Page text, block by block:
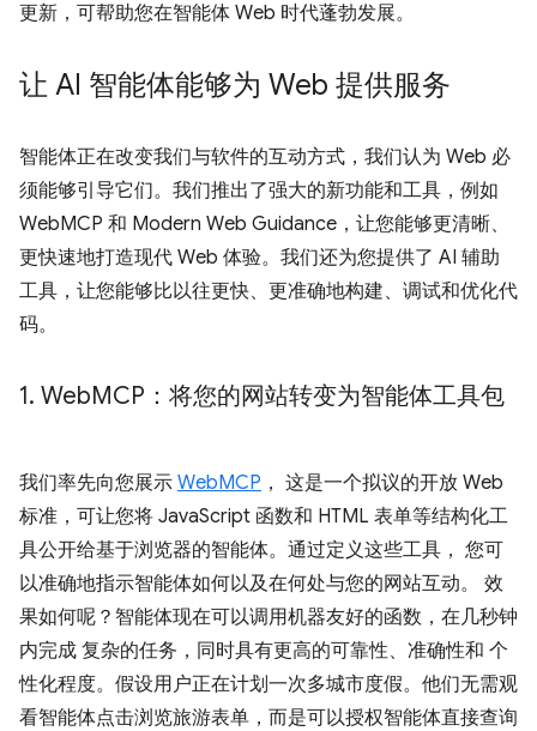
更新，可帮助您在智能体 Web 时代蓬勃发展。
让 AI 智能体能够为 Web 提供服务
智能体正在改变我们与软件的互动方式，我们认为 Web 必
须能够引导它们。我们推出了强大的新功能和工具，例如
WebMCP 和 Modern Web Guidance，让您能够更清晰、
更快速地打造现代 Web 体验。我们还为您提供了 AI 辅助
工具，让您能够比以往更快、更准确地构建、调试和优化代
码。
1. WebMCP：将您的网站转变为智能体工具包
我们率先向您展示 WebMCP ， 这是一个拟议的开放 Web
标准，可让您将 JavaScript 函数和 HTML 表单等结构化工
具公开给基于浏览器的智能体。通过定义这些工具， 您可
以准确地指示智能体如何以及在何处与您的网站互动。 效
果如何呢？智能体现在可以调用机器友好的函数，在几秒钟
内完成 复杂的任务，同时具有更高的可靠性、准确性和 个
性化程度。假设用户正在计划一次多城市度假。他们无需观
看智能体点击浏览旅游表单，而是可以授权智能体直接查询